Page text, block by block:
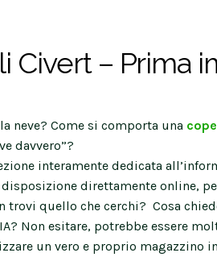
Civert – Prima
neve? Come si comporta una
davvero”?
interamente dedicata
direttamente online,
quello che cerchi? Cosa
Non esitare, potrebbe essere
un vero e proprio magazzino